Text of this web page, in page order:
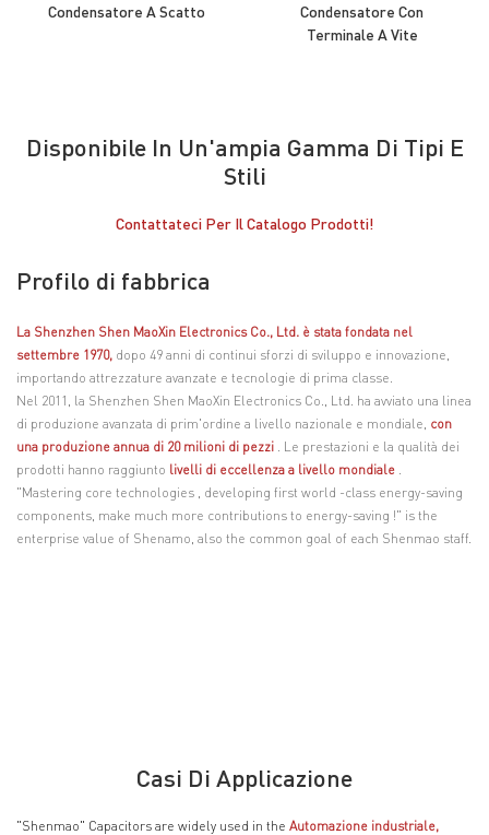
Condensatore A Scatto
Condensatore Con
Terminale A Vite
Disponibile In Un'ampia Gamma Di Tipi E
Stili
Contattateci Per Il Catalogo Prodotti!
Profilo di fabbrica
La Shenzhen Shen MaoXin Electronics Co., Ltd. è stata fondata nel
settembre 1970, dopo 49 anni di continui sforzi di sviluppo e innovazione,
importando attrezzature avanzate e tecnologie di prima classe.
Nel 2011, la Shenzhen Shen MaoXin Electronics Co., Ltd. ha avviato una linea
di produzione avanzata di prim'ordine a livello nazionale e mondiale, con
una produzione annua di 20 milioni di pezzi . Le prestazioni e la qualità dei
prodotti hanno raggiunto livelli di eccellenza a livello mondiale
"Mastering core technologies , developing first world -class energy-saving
components, make much more contributions to energy-saving !" is the
enterprise value of Shenamo, also the common goal of each Shenmao staff.
Casi Di Applicazione
"Shenmao" Capacitors are widely used in the Automazione industriale,